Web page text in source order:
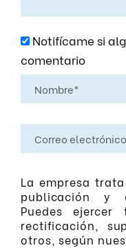
Notifícame si
comentario
La empresa
publicación y
Puedes ejercer
rectificación,
otros, según